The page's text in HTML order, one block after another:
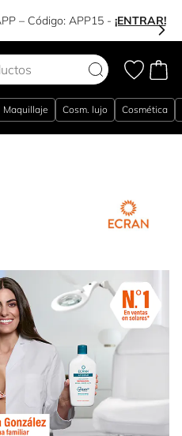
– Código: APP15- ¡ENTRAR!
Maquillaje Cosm. lujo Cosmética